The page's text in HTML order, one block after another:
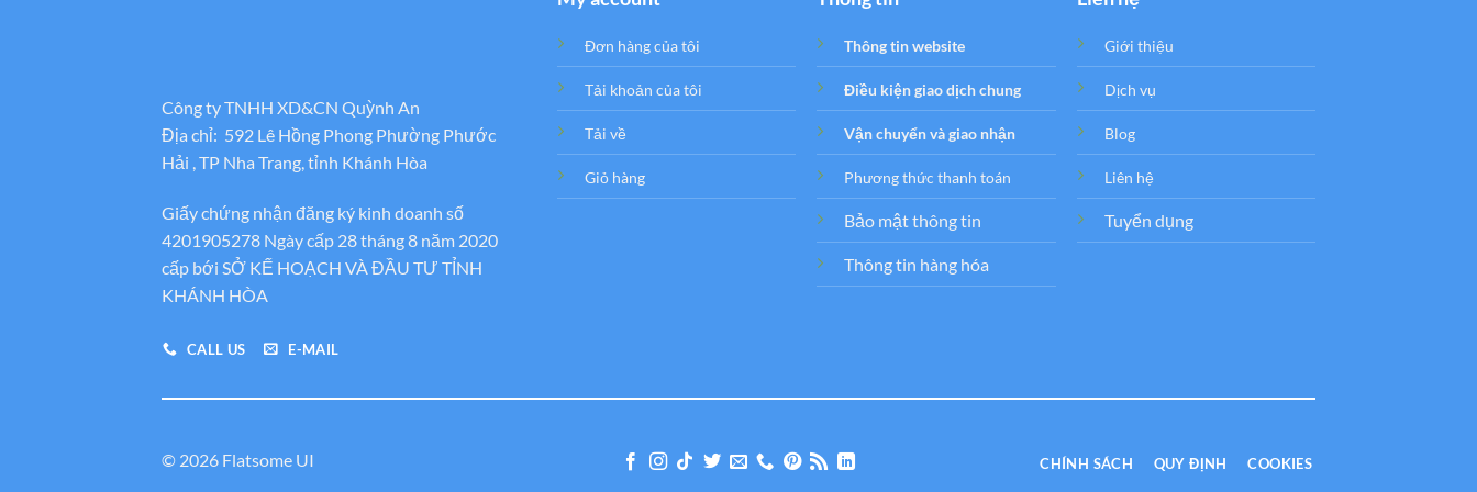
Công ty TNHH XD&CN Quỳnh An
Địa chỉ: 592 Lê Hồng Phong Phường Phước
Hải , TP Nha Trang, tỉnh Khánh Hòa
Giấy chứng nhận đăng ký kinh doanh số
4201905278 Ngày cấp 28 tháng 8 năm 2020
cấp bới SỞ KẾ HOẠCH VÀ ĐẦU TƯ TỈNH
KHÁNH HÒA
CALL US E-MAIL
Đơn hàng của tôi
Tải khoản của tôi
Tải về
Giỏ hàng
Thông tin website
Điều kiện giao dịch chung
Vận chuyển và giao nhận
Phương thức thanh toán
Bảo mật thông tin
Thông tin hàng hóa
Giới thiệu
Dịch vụ
Blog
Liên hệ
Tuyển dụng
© 2026 Flatsome UI CHÍNH SÁCH QUY ĐỊNH COOKIES